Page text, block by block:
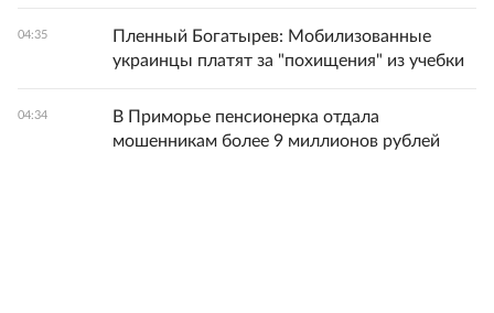
04:35
Пленный Богатырев: Мобилизованные
украинцы платят за "похищения" из учебки
04:34
В Приморье пенсионерка отдала
мошенникам более 9 миллионов рублей